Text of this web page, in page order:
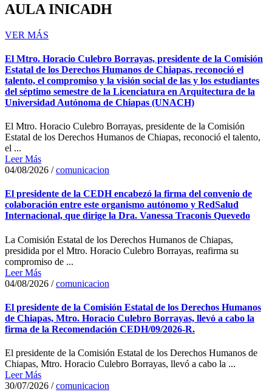
AULA INICADH
VER MÁS
El Mtro. Horacio Culebro Borrayas, presidente de la Comisión
Estatal de los Derechos Humanos de Chiapas, reconoció el
talento, el compromiso y la visión social de las y los estudiantes
del séptimo semestre de la Licenciatura en Arquitectura de la
Universidad Autónoma de Chiapas (UNACH)
El Mtro. Horacio Culebro Borrayas, presidente de la Comisión
Estatal de los Derechos Humanos de Chiapas, reconoció el talento,
el ...
Leer Más
04/08/2026 /comunicacion
El presidente de la CEDH encabezó la firma del convenio de
colaboración entre este organismo autónomo y RedSalud
Internacional, que dirige la Dra. Vanessa Traconis Quevedo
La Comisión Estatal de los Derechos Humanos de Chiapas,
presidida por el Mtro. Horacio Culebro Borrayas, reafirma su
compromiso de ...
Leer Más
04/08/2026 /comunicacion
El presidente de la Comisión Estatal de los Derechos Humanos
de Chiapas, Mtro. Horacio Culebro Borrayas, llevó a cabo la
firma de la Recomendación CEDH/09/2026-R.
El presidente de la Comisión Estatal de los Derechos Humanos de
Chiapas, Mtro. Horacio Culebro Borrayas, llevó a cabo la ...
Leer Más
30/07/2026 /comunicacion